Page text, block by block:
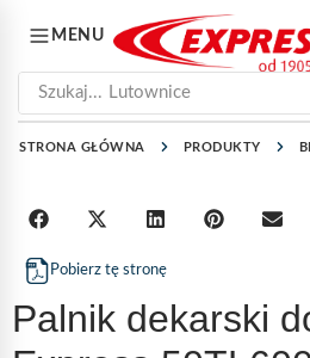
MENU
Szukaj... Lutownice
STRONA GŁÓWNA PRODUKTY
Pobierz tę stronę
Palnik dekarski